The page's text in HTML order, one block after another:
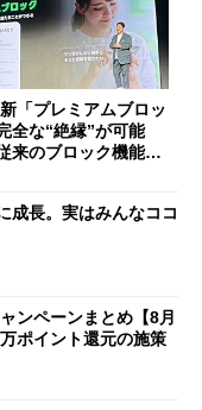
「プレミアムブロッ
全な“絶縁”が可能
のブロック機能と
成長。実はみんなココ
ンペーンまとめ【8月
ポイント還元の施策